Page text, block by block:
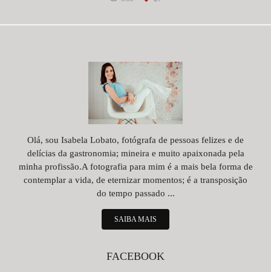
Olá, sou Isabela Lobato, fotógrafa de pessoas felizes e de
delícias da gastronomia; mineira e muito apaixonada pela
minha profissão.A fotografia para mim é a mais bela forma de
contemplar a vida, de eternizar momentos; é a transposição
do tempo passado ...
SAIBA MAIS
FACEBOOK